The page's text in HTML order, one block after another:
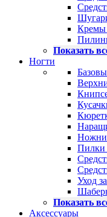
Кремы
Показать
Ногти
Пилки
Уход
Показать
Аксессуары